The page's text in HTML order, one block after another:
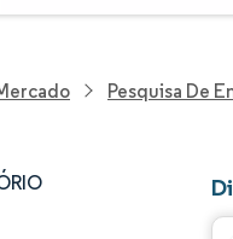
Pesquisa De